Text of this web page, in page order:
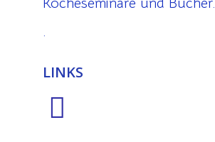
.
LINKS